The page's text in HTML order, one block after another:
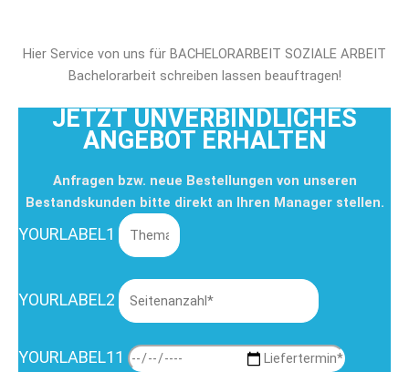
Hier Service von uns für BACHELORARBEIT SOZIALE ARBEIT
Bachelorarbeit schreiben lassen beauftragen!
JETZT UNVERBINDLICHES
ANGEBOT ERHALTEN
Anfragen bzw. neue Bestellungen von unseren
Bestandskunden bitte direkt an Ihren Manager stellen.
YOURLABEL1
YOURLABEL2
YOURLABEL11